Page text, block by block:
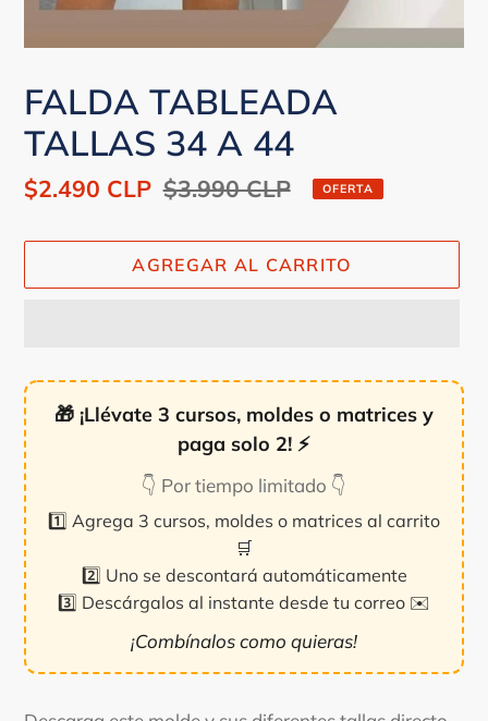
FALDA TABLEADA
TALLAS 34 A 44
Precio
$2.490 CLP Precio
$3.990 CLP OFERTA
AGREGAR AL CARRITO
🎁 ¡Llévate 3 cursos, moldes o matrices y
paga solo 2! ⚡
👇 Por tiempo limitado 👇
1️⃣ Agrega 3 cursos, moldes o matrices al carrito
🛒
2️⃣ Uno se descontará automáticamente
3️⃣ Descárgalos al instante desde tu correo ✉️
¡Combínalos como quieras!
el